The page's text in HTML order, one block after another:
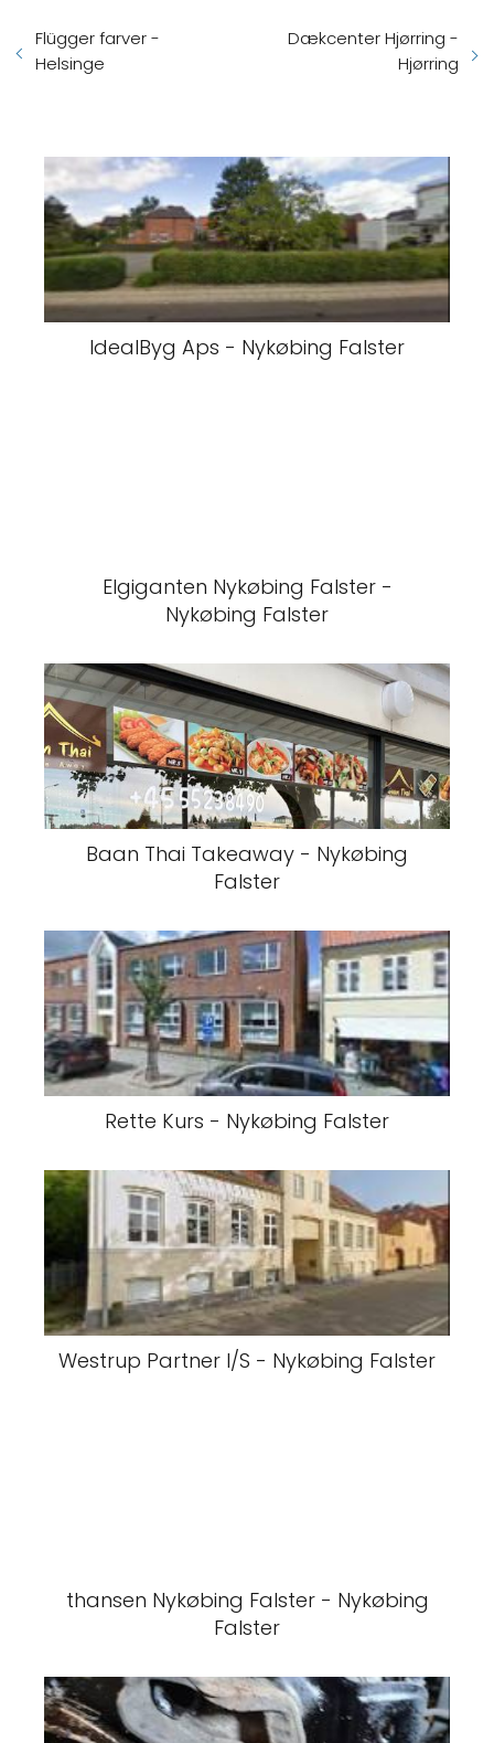
Flügger farver -
Helsinge
Dækcenter Hjørring -
Hjørring
IdealByg Aps - Nykøbing Falster
Elgiganten Nykøbing Falster -
Nykøbing Falster
Baan Thai Takeaway - Nykøbing
Falster
Rette Kurs - Nykøbing Falster
Westrup Partner I/S - Nykøbing Falster
thansen Nykøbing Falster - Nykøbing
Falster